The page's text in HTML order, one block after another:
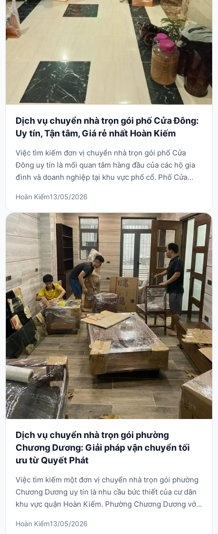
Dịch vụ chuyển nhà trọn gói phố Cửa Đông:
Uy tín, Tận tâm, Giá rẻ nhất Hoàn Kiếm
Việc tìm kiếm đơn vị chuyển nhà trọn gói phố Cửa
Đông uy tín là mối quan tâm hàng đầu của các hộ gia
đình và doanh nghiệp tại khu vực phố cổ. Phố Cửa
và yêu cầu khắt khe về giờ giấc vận chuyển, đòi hỏi
một đơn vị có năng lực thực sự. Quyết Phát tự hào
mang đến giải pháp vận chuyển toàn diện, giúp b...
Hoàn Kiếm13/05/2026
Dịch vụ chuyển nhà trọn gói phường
Chương Dương: Giải pháp vận chuyển tối
ưu từ Quyết Phát
Việc tìm kiếm một đơn vị chuyển nhà trọn gói phường
Chương Dương uy tín là nhu cầu bức thiết của cư dân
khu vực quận Hoàn Kiếm. Phường Chương Dương với
lượng giao thông phức tạp, đòi hỏi đơn vị vận chuyển
Hoàn Kiếm13/05/2026